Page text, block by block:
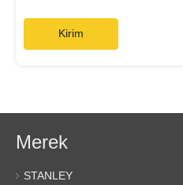
Kirim
Merek
STANLEY